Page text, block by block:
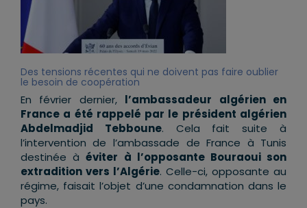
Des tensions récentes qui ne doivent pas faire oublier
le besoin de coopération
En février dernier, l’ambassadeur algérien en
France a été rappelé par le président algérien
Abdelmadjid Tebboune. Cela fait suite à
l’intervention de l’ambassade de France à Tunis
destinée àéviter à l’opposante Bouraoui son
extradition vers l’Algérie. Celle-ci, opposante au
régime, faisait l’objet d’une condamnation dans le
pays.